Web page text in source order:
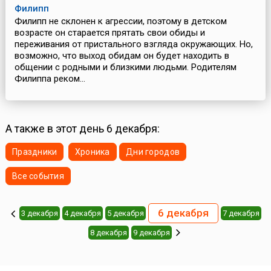
Филипп
Филипп не склонен к агрессии, поэтому в детском
возрасте он старается прятать свои обиды и
переживания от пристального взгляда окружающих. Но,
возможно, что выход обидам он будет находить в
общении с родными и близкими людьми. Родителям
Филиппа реком...
А также в этот день 6 декабря:
Праздники Хроника Дни городов
Все события
3 декабря 4 декабря 5 декабря 6 декабря 7 декабря
8 декабря 9 декабря